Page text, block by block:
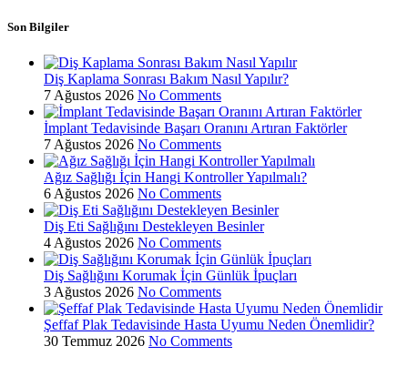
Son Bilgiler
Diş Kaplama Sonrası Bakım Nasıl Yapılır?
7 Ağustos 2026 No Comments
İmplant Tedavisinde Başarı Oranını Artıran Faktörler
7 Ağustos 2026 No Comments
Ağız Sağlığı İçin Hangi Kontroller Yapılmalı?
6 Ağustos 2026 No Comments
Diş Eti Sağlığını Destekleyen Besinler
4 Ağustos 2026 No Comments
Diş Sağlığını Korumak İçin Günlük İpuçları
3 Ağustos 2026 No Comments
Şeffaf Plak Tedavisinde Hasta Uyumu Neden Önemlidir?
30 Temmuz 2026 No Comments